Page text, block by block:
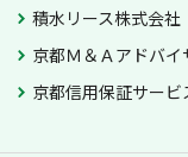
積水リース株式会社
京都Ｍ＆Ａアドバ
京都信用保証サー